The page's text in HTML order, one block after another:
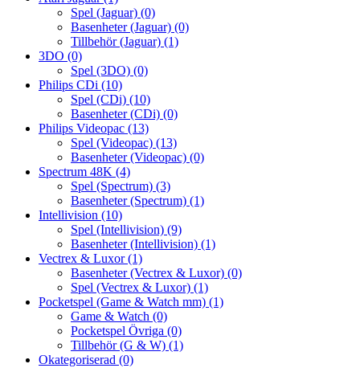
Spel (Jaguar) (0)
Basenheter (Jaguar) (0)
Tillbehör (Jaguar) (1)
3DO (0)
Spel (3DO) (0)
Philips CDi (10)
Spel (CDi) (10)
Basenheter (CDi) (0)
Philips Videopac (13)
Spel (Videopac) (13)
Basenheter (Videopac) (0)
Spectrum 48K (4)
Spel (Spectrum) (3)
Basenheter (Spectrum) (1)
Intellivision (10)
Spel (Intellivision) (9)
Basenheter (Intellivision) (1)
Vectrex & Luxor(1)
Basenheter (Vectrex & Luxor) (0)
Spel (Vectrex & Luxor) (1)
Pocketspel (Game & Watch mm) (1)
Game & Watch (0)
Pocketspel Övriga (0)
Tillbehör (G & W) (1)
Okategoriserad (0)